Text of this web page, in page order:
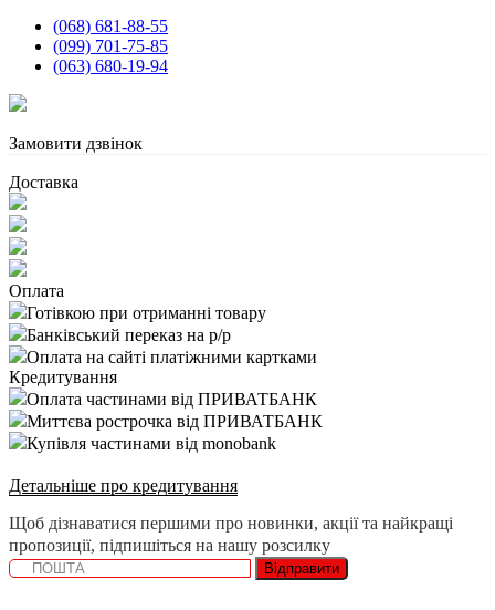
(068) 681-88-55
(099) 701-75-85
(063) 680-19-94
Замовити дзвінок
Доставка
Оплата
Готівкою при отриманні товару
Банківський переказ на р/р
Оплата на сайті платіжними картками
Кредитування
Оплата частинами від ПРИВАТБАНК
Миттєва рострочка від ПРИВАТБАНК
Купівля частинами від monobank
Детальніше про кредитування
Щоб дізнаватися першими про новинки, акції та найкращі
пропозиції, підпишіться на нашу розсилку
Відправити